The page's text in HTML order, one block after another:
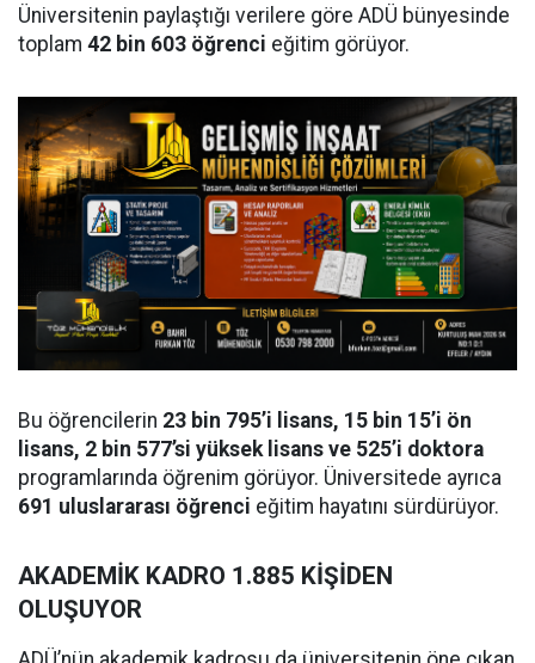
Üniversitenin paylaştığı verilere göre ADÜ bünyesinde
toplam 42 bin 603 öğrenci eğitim görüyor.
Bu öğrencilerin 23 bin 795’i lisans, 15 bin 15’i ön
lisans, 2 bin 577’si yüksek lisans ve 525’i doktora
programlarında öğrenim görüyor. Üniversitede ayrıca
691 uluslararası öğrenci eğitim hayatını sürdürüyor.
AKADEMİK KADRO 1.885 KİŞİDEN
OLUŞUYOR